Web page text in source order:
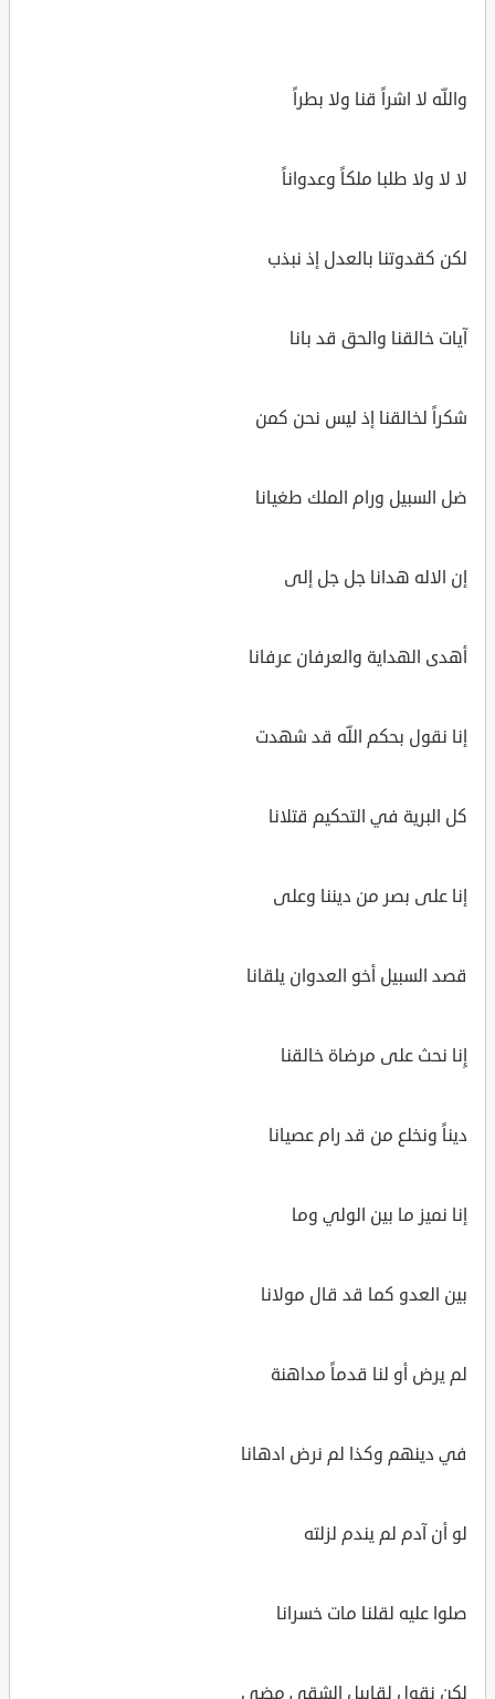
واللّه لا اشراً قنا ولا بطراً
لا لا ولا طلبا ملكاً وعدواناً
لكن كقدوتنا بالعدل إذ نبذب
آيات خالقنا والحق قد بانا
شكراً لخالقنا إذ ليس نحن كمن
ضل السبيل ورام الملك طغيانا
إن الاله هدانا جل جل إلى
أهدى الهداية والعرفان عرفانا
إنا نقول بحكم اللّه قد شهدت
كل البرية في التحكيم قتلانا
إنا على بصر من ديننا وعلى
قصد السبيل أخو العدوان يلقانا
إِنا نحث على مرضاة خالقنا
ديناً ونخلع من قد رام عصيانا
إنا نميز ما بين الولي وما
بين العدو كما قد قال مولانا
لم يرض أو لنا قدماً مداهنة
في دينهم وكذا لم نرض ادهانا
لو أن آدم لم يندم لزلته
صلوا عليه لقلنا مات خسرانا
لكن نقول لقابيل الشقي مضى